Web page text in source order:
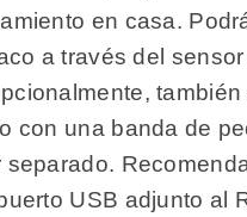
en casa.
a través del
también
con una banda de
USB adjunto al